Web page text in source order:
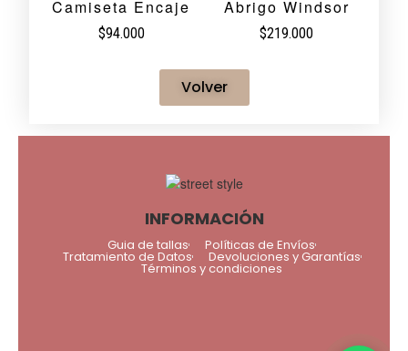
Camiseta Encaje
$94.000
Abrigo Windsor
$219.000
Volver
INFORMACIÓN
Guia de tallas Políticas de Envíos
Tratamiento de Datos Devoluciones y Garantías
Términos y condiciones